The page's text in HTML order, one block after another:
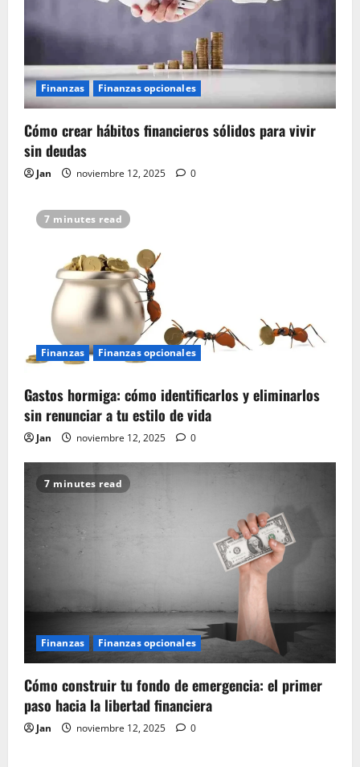
Finanzas Finanzas opcionales
Cómo crear hábitos financieros sólidos para vivir
sin deudas
Jan noviembre 12, 2025 0
7 minutes read
Finanzas Finanzas opcionales
Gastos hormiga: cómo identificarlos y eliminarlos
sin renunciar a tu estilo de vida
Jan noviembre 12, 2025 0
7 minutes read
Finanzas Finanzas opcionales
Cómo construir tu fondo de emergencia: el primer
paso hacia la libertad financiera
Jan noviembre 12, 2025 0